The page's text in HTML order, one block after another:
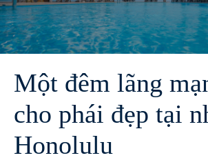
Một đêm lãng
cho phái đẹp tại
Honolulu